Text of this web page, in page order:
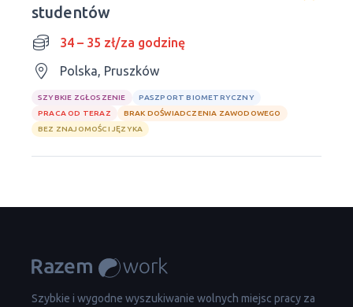
studentów
34 – 35 zł/za godzinę
Polska, Pruszków
SZYBKIE ZGŁOSZENIE
PASZPORT BIOMETRYCZNY
PRACA OD TERAZ
BRAK DOŚWIADCZENIA ZAWODOWEGO
BEZ ZNAJOMOŚCI JĘZYKA
Szybkie i wygodne wyszukiwanie wolnych miejsc pracy za